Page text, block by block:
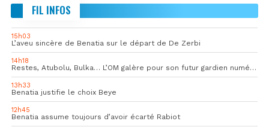
FIL INFOS
15h03
L’aveu sincère de Benatia sur le départ de De Zerbi
14h18
Restes, Atubolu, Bulka… L’OM galère pour son futur gardien numéro 1
13h33
Benatia justifie le choix Beye
12h45
Benatia assume toujours d’avoir écarté Rabiot